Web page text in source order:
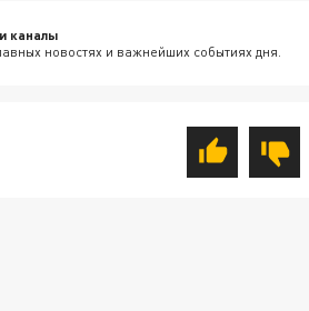
каналы
новостях и важнейших событиях дня.